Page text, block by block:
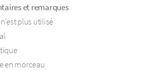
et remarques
plus utilisé
en morceau